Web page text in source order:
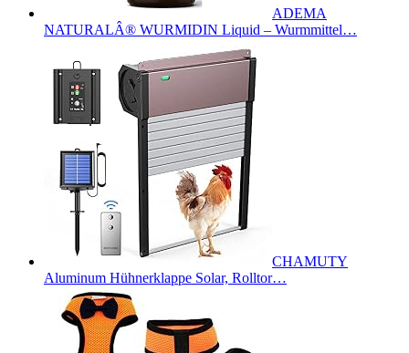
ADEMA
NATURALÂ® WURMIDIN Liquid – Wurmmittel…
CHAMUTY
Aluminum Hühnerklappe Solar, Rolltor…